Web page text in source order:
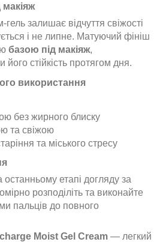
макіяж
залишає відчуття свіжості
і не липне. Матуючий фініш
базою під макіяж,
стійкість протягом дня.
використання
без жирного блиску
та свіжою
та міського стресу
останньому етапі догляду за
розподіліть та виконайте
пальців до повного
Moist Gel Cream — легкий